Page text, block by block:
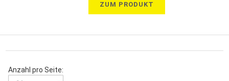
ZUM PRODUKT
Anzahl pro Seite: